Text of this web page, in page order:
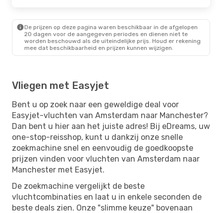
De prijzen op deze pagina waren beschikbaar in de afgelopen
20 dagen voor de aangegeven periodes en dienen niet te
worden beschouwd als de uiteindelijke prijs. Houd er rekening
mee dat beschikbaarheid en prijzen kunnen wijzigen.
Vliegen met Easyjet
Bent u op zoek naar een geweldige deal voor
Easyjet-vluchten van Amsterdam naar Manchester?
Dan bent u hier aan het juiste adres! Bij eDreams, uw
one-stop-reisshop, kunt u dankzij onze snelle
zoekmachine snel en eenvoudig de goedkoopste
prijzen vinden voor vluchten van Amsterdam naar
Manchester met Easyjet.
De zoekmachine vergelijkt de beste
vluchtcombinaties en laat u in enkele seconden de
beste deals zien. Onze "slimme keuze" bovenaan